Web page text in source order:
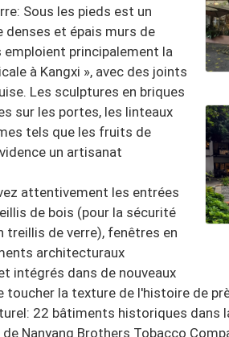
Sous les pieds est un
denses et épais murs de
emploient principalement la
à Kangxi », avec des joints
Les sculptures en briques
sur les portes, les linteaux
tels que les fruits de
un artisanat
attentivement les entrées
de bois (pour la sécurité
de verre), fenêtres en
architecturaux
intégrés dans de nouveaux
la texture de l'histoire de
22 bâtiments historiques dans
Nanyang Brothers Tobacco